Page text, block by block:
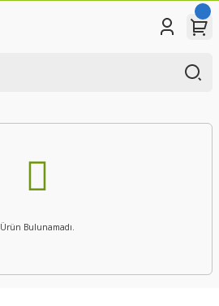
Ürün Bulunamadı.